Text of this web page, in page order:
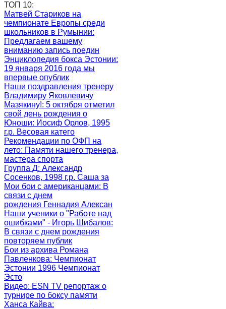
ТОП 10:
Матвей Стариков на
чемпионате Европы среди
школьников в Румынии:
Предлагаем вашему
вниманию запись поедин
Энциклопедия бокса Эстонии:
19 января 2016 года мы
впервые опублик
Наши поздравления тренеру
Владимиру Яковлевичу
Мазякину!: 5 октября отметил
свой день рождения о
Юноши: Иосиф Орлов, 1995
г.р. Весовая катего
Рекомендации по ОФП на
лето: Памяти нашего тренера,
мастера спорта
Группа Д: Александр
Сосенков, 1998 г.р. Саша за
Мои бои с американцами: В
связи с днем
рождения Геннадия Алексан
Наши ученики о "Работе над
ошибками" - Игорь Шибалов:
В связи с днем рождения
повторяем публик
Бои из архива Романа
Павленкова: Чемпионат
Эстонии 1996 Чемпионат
Эсто
Видео: ESN TV репортаж о
турнире по боксу памяти
Ханса Кайва: